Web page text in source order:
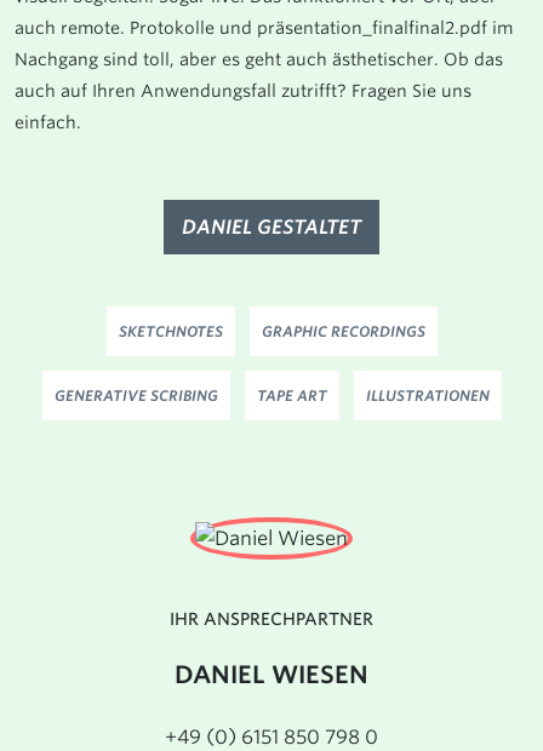
auch remote. Protokolle und präsentation_finalfinal2.pdf im
Nachgang sind toll, aber es geht auch ästhetischer. Ob das
auch auf Ihren Anwendungsfall zutrifft? Fragen Sie uns
einfach.
DANIEL GESTALTET
SKETCHNOTES GRAPHIC RECORDINGS
GENERATIVE SCRIBING TAPE ART ILLUSTRATIONEN
IHR ANSPRECHPARTNER
DANIEL WIESEN
+49 (0) 6151 850 798 0